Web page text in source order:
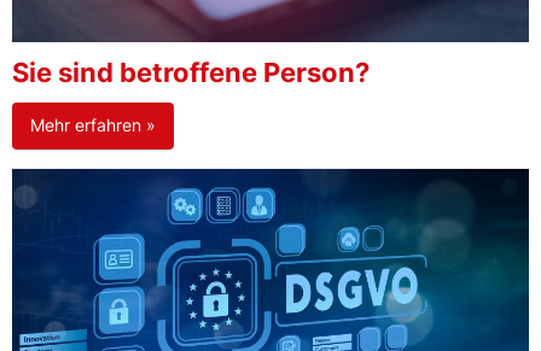
Sie sind betroffene Person?
Mehr erfahren »